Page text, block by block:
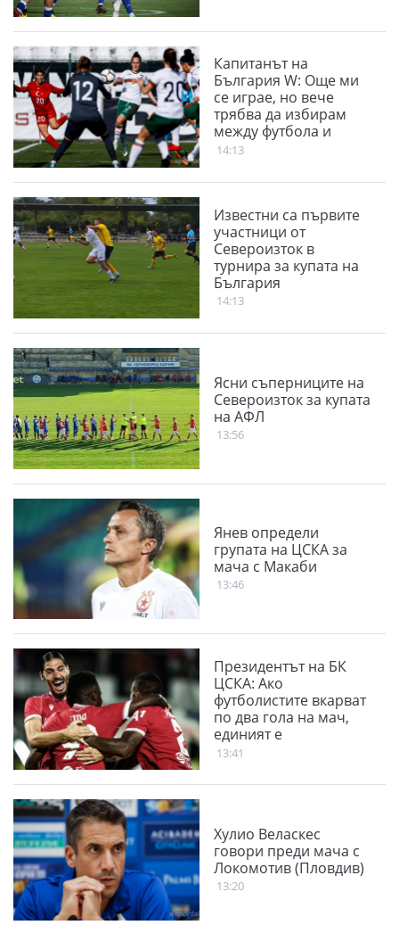
Капитанът на
България W: Още ми
се играе, но вече
трябва да избирам
между футбола и
семейството
14:13
Известни са първите
участници от
Североизток в
турнира за купата на
България
14:13
Ясни съперниците на
Североизток за купата
на АФЛ
13:56
Янев определи
групата на ЦСКА за
мача с Макаби
13:46
Президентът на БК
ЦСКА: Ако
футболистите вкарват
по два гола на мач,
единият е
благодарение на
13:41
Хулио Веласкес
говори преди мача с
Локомотив (Пловдив)
13:20